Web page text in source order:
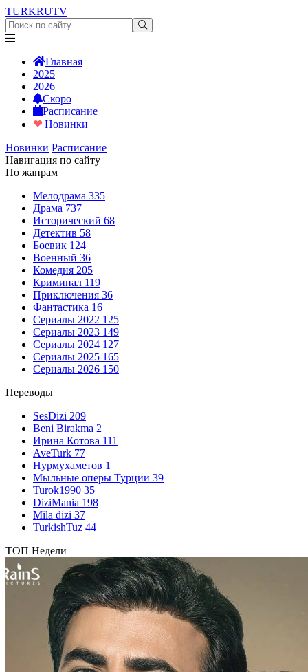
TURKRUTV
Главная
2025
2026
Скоро
Расписание
❤Новинки
Новинки Расписание
Навигация по сайту
По жанрам
Мелодрама 335
Драма 737
Исторический 68
Детектив 58
Боевик 124
Военный 36
Комедия 205
Криминал 119
Приключения 36
Фантастика 16
Сериалы 2022 125
Сериалы 2023 149
Сериалы 2024 127
Сериалы 2025 165
Сериалы 2026 150
Переводы
SesDizi 209
Beni Birakma 2
Ирина Котова 111
AveTurk 77
Нурмухаметов 1
Мыльные оперы Турции 39
Turok1990 35
DiziMania 198
Mila dizi 37
TurkishTuz 44
ТОП Недели